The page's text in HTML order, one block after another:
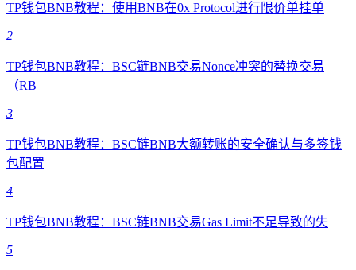
TP钱包BNB教程：使用BNB在0x Protocol进行限价单挂单
2
TP钱包BNB教程：BSC链BNB交易Nonce冲突的替换交易
（RB
3
TP钱包BNB教程：BSC链BNB大额转账的安全确认与多签钱
包配置
4
TP钱包BNB教程：BSC链BNB交易Gas Limit不足导致的失
5